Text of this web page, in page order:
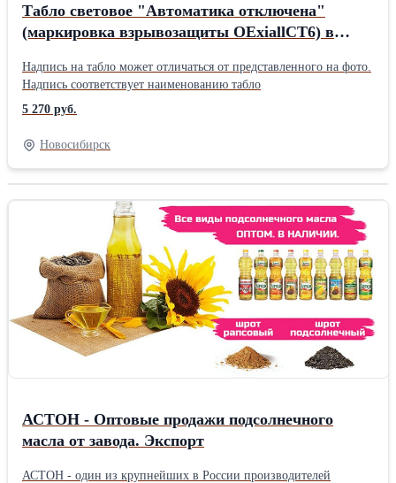
Табло световое "Автоматика отключена"
(маркировка взрывозащиты OExiallCT6) в
24520
Надпись на табло может отличаться от представленного на фото.
Надпись соответствует наименованию табло
5 270 руб.
Новосибирск
АСТОН - Оптовые продажи подсолнечного
масла от завода. Экспорт
АСТОН - один из крупнейших в России производителей